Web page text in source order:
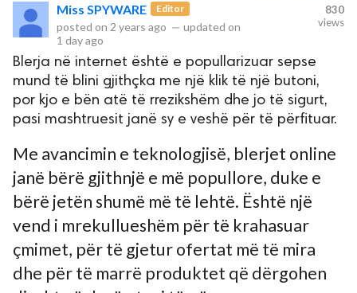
Miss SPYWARE Editor
posted on 2 years ago — updated on
1 day ago
830
views
Blerja në internet është e popullarizuar sepse
mund të blini gjithçka me një klik të një butoni,
por kjo e bën atë të rrezikshëm dhe jo të sigurt,
pasi mashtruesit janë sy e veshë për të përfituar.
Me avancimin e teknologjisë, blerjet online
janë bërë gjithnjë e më popullore, duke e
bërë jetën shumë më të lehtë. Është një
vend i mrekullueshëm për të krahasuar
çmimet, për të gjetur ofertat më të mira
dhe për të marrë produktet që dërgohen